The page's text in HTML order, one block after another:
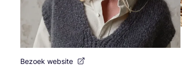
Bezoek website